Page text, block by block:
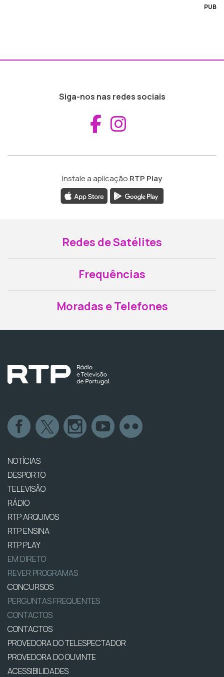
PUB
Siga-nos nas redes sociais
Aceder ao
Instale a aplicação RTP Play
Redes de Satélites
Frequências
Moradas e Telefones
NOTÍCIAS
DESPORTO
TELEVISÃO
RÁDIO
RTP ARQUIVOS
RTP ENSINA
RTP PLAY
EM DIRETO
REVER PROGRAMAS
CONCURSOS
PERGUNTAS FREQUENTES
CONTACTOS
CONTACTOS
PROVEDORA DO TELESPECTADOR
PROVEDORA DO OUVINTE
ACESSIBILIDADES